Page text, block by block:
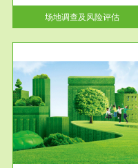
场地调查及风险评估
服务范围
废气处理工程